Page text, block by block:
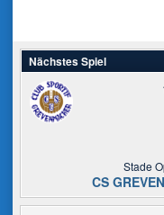
Nächstes Spiel
Stade
CS